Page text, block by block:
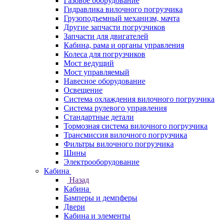
Гидравлика вилочного погрузчика
Грузоподъемный механизм, мачта
Другие запчасти погрузчиков
Запчасти для двигателей
Кабина, рама и органы управления
Колеса для погрузчиков
Мост ведущий
Мост управляемый
Навесное оборудование
Освещение
Система охлаждения вилочного погрузчика
Система рулевого управления
Стандартные детали
Тормозная система вилочного погрузчика
Трансмиссия вилочного погрузчика
Фильтры вилочного погрузчика
Шины
Электрооборудование
Кабина
Назад
Кабина
Бамперы и демпферы
Двери
Кабина и элементы